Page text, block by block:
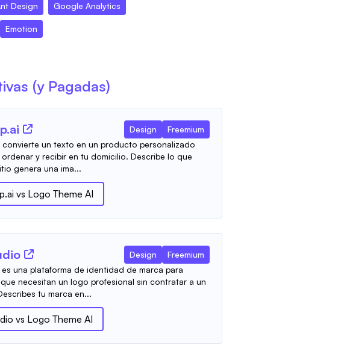
Design Google Analytics
Emotion
(y Pagadas)
Design
Freemium
convierte un texto en un producto personalizado
y recibir en tu domicilio. Describe lo que
genera una ima...
vs Logo Theme AI
Design
Freemium
una plataforma de identidad de marca para
necesitan un logo profesional sin contratar a un
tu marca en...
vs Logo Theme AI